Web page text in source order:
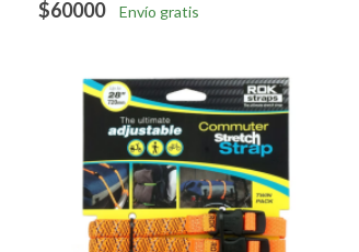
$60000 Envío gratis